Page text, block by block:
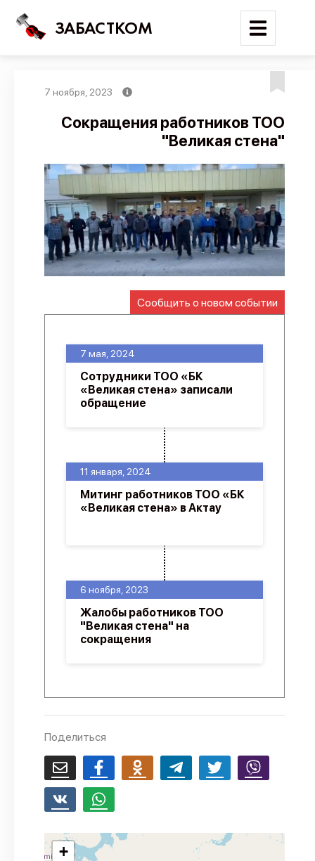
ЗАБАСТКОМ
Поиск
Новости
Карта событий
Трудовые конфликты
Отчеты
Предложить публикацию
API
Политика конфиденциальности
7 ноября, 2023
Сокращения работников ТОО
"Великая стена"
Сообщить о новом событии
6 ноября, 2023
Жалобы работников ТОО
"Великая стена" на
сокращения
11 января, 2024
Митинг работников ТОО «БК
«Великая стена» в Актау
7 мая, 2024
Сотрудники ТОО «БК
«Великая стена» записали
обращение
Поделиться
+